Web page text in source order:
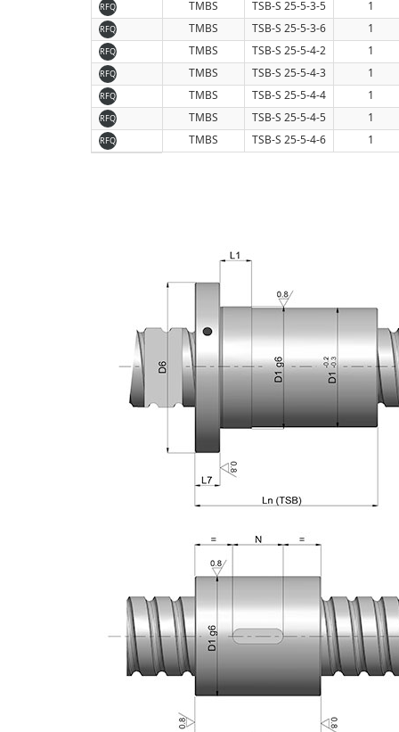
RFQ TMBS TSB-S 25-5-3-5 1
RFQ TMBS TSB-S 25-5-3-6 1
RFQ TMBS TSB-S 25-5-4-2 1
RFQ TMBS TSB-S 25-5-4-3 1
RFQ TMBS TSB-S 25-5-4-4 1
RFQ TMBS TSB-S 25-5-4-5 1
RFQ TMBS TSB-S 25-5-4-6 1